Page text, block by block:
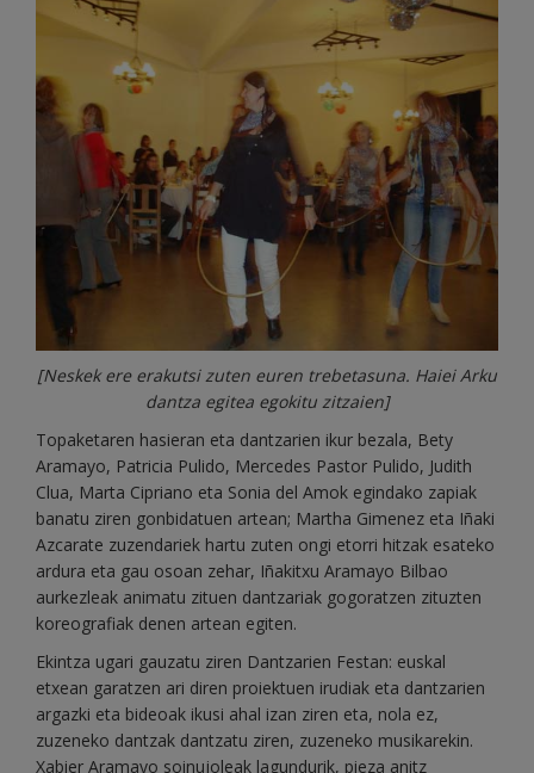
[Neskek ere erakutsi zuten euren trebetasuna. Haiei Arku
dantza egitea egokitu zitzaien]
Topaketaren hasieran eta dantzarien ikur bezala, Bety
Aramayo, Patricia Pulido, Mercedes Pastor Pulido, Judith
Clua, Marta Cipriano eta Sonia del Amok egindako zapiak
banatu ziren gonbidatuen artean; Martha Gimenez eta Iñaki
Azcarate zuzendariek hartu zuten ongi etorri hitzak esateko
ardura eta gau osoan zehar, Iñakitxu Aramayo Bilbao
aurkezleak animatu zituen dantzariak gogoratzen zituzten
koreografiak denen artean egiten.
Ekintza ugari gauzatu ziren Dantzarien Festan: euskal
etxean garatzen ari diren proiektuen irudiak eta dantzarien
argazki eta bideoak ikusi ahal izan ziren eta, nola ez,
zuzeneko dantzak dantzatu ziren, zuzeneko musikarekin.
Xabier Aramayo soinujoleak lagundurik, pieza anitz